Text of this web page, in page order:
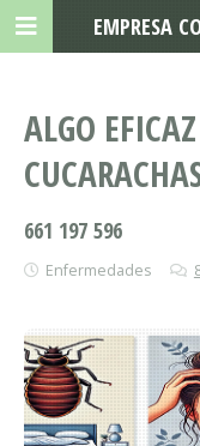
ALGO
661 197 596
Enfermedades
EMPRESA